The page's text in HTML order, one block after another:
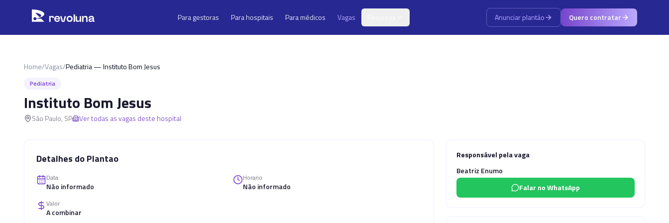
revoluna Para gestoras Para hospitais Para médicos Vagas Anunciar plantão Quero contratar
Home/Vagas/Pediatria — Instituto Bom Jesus
Pediatria
Instituto Bom Jesus
São Paulo, SP Ver todas as vagas deste hospital
Detalhes do Plantao
Data
Não informado
Horario
Não informado
Valor
A combinar
Responsável pela vaga
Beatriz Enumo
Falar no WhatsApp